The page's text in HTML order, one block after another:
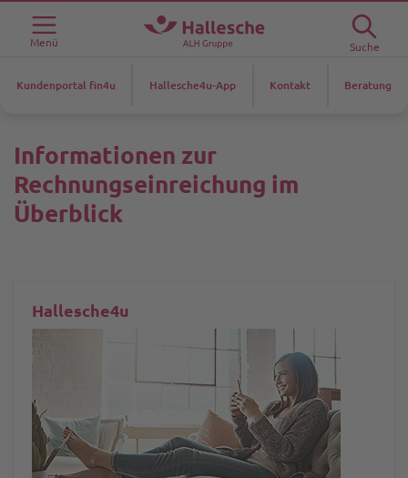
Menü Suche
Kundenportal fin4u Hallesche4u-App Kontakt Beratung
Informationen zur
Rechnungseinreichung im
Überblick
Hallesche4u